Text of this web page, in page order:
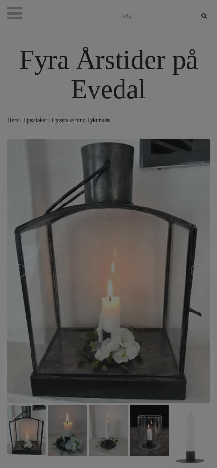
Fyra Årstider på
Evedal
Hem Ljusstakar Ljusstake rund Lyktinsats